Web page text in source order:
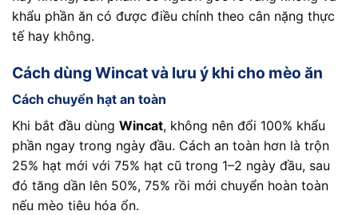
khẩu phần ăn có được điều chỉnh theo cân nặng thực
tế hay không.
Cách dùng Wincat và lưu ý khi cho mèo ăn
Cách chuyển hạt an toàn
Khi bắt đầu dùng Wincat, không nên đổi 100% khẩu
phần ngay trong ngày đầu. Cách an toàn hơn là trộn
25% hạt mới với 75% hạt cũ trong 1–2 ngày đầu, sau
đó tăng dần lên 50%, 75% rồi mới chuyển hoàn toàn
nếu mèo tiêu hóa ổn.